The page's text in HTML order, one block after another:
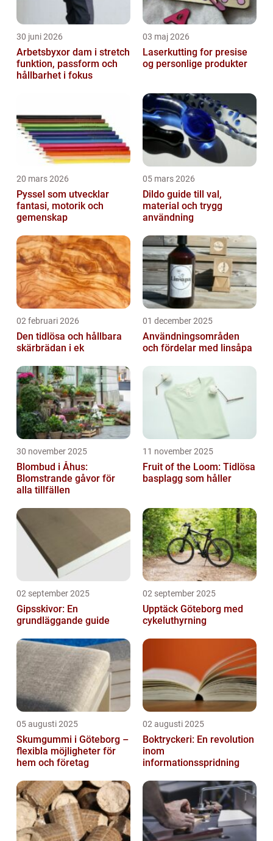
30 juni 2026
Arbetsbyxor dam i stretch
funktion, passform och
hållbarhet i fokus
03 maj 2026
Laserkutting for presise
og personlige produkter
20 mars 2026
Pyssel som utvecklar
fantasi, motorik och
gemenskap
05 mars 2026
Dildo guide till val,
material och trygg
användning
02 februari 2026
Den tidlösa och hållbara
skärbrädan i ek
01 december 2025
Användningsområden
och fördelar med linsåpa
30 november 2025
Blombud i Åhus:
Blomstrande gåvor för
alla tillfällen
11 november 2025
Fruit of the Loom: Tidlösa
basplagg som håller
02 september 2025
Gipsskivor: En
grundläggande guide
02 september 2025
Upptäck Göteborg med
cykeluthyrning
05 augusti 2025
Skumgummi i Göteborg –
flexibla möjligheter för
hem och företag
02 augusti 2025
Boktryckeri: En revolution
inom
informationsspridning